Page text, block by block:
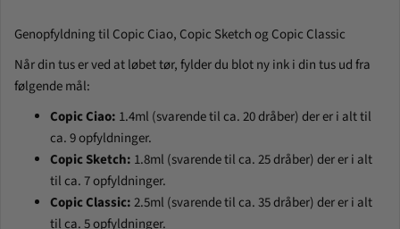
Genopfyldning til Copic Ciao, Copic Sketch og Copic Classic
Når din tus er ved at løbet tør, fylder du blot ny ink i din tus ud fra
følgende mål:
Copic Ciao: 1.4ml (svarende til ca. 20 dråber) der er i alt til
ca. 9 opfyldninger.
Copic Sketch: 1.8ml (svarende til ca. 25 dråber) der er i alt
til ca. 7 opfyldninger.
Copic Classic:2.5ml (svarende til ca. 35 dråber) der er i alt
til ca. 5 opfyldninger.